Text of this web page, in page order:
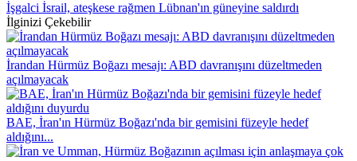
İşgalci İsrail, ateşkese rağmen Lübnan'ın güneyine saldırdı
İlginizi Çekebilir
İrandan Hürmüz Boğazı mesajı: ABD davranışını düzeltmeden
açılmayacak
BAE, İran'ın Hürmüz Boğazı'nda bir gemisini füzeyle hedef
aldığını...